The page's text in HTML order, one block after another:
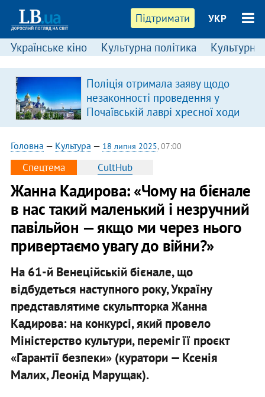
Підтримати УКР
Українське кіно Культурна політика Культурні
Поліція отримала заяву щодо
незаконності проведення у
Почаївській лаврі хресної ходи
Головна — Культура — 18 липня 2025, 07:00
Спецтема CultHub
Жанна Кадирова: «Чому на бієнале
в нас такий маленький і незручний
павільйон — якщо ми через нього
привертаємо увагу до війни?»
На 61-й Венеційській бієнале, що
відбудеться наступного року, Україну
представлятиме скульпторка Жанна
Кадирова: на конкурсі, який провело
Міністерство культури, переміг її проєкт
«Гарантії безпеки» (куратори — Ксенія
Малих, Леонід Марущак).